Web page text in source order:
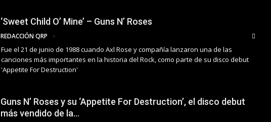
‘Sweet Child O’ Mine’ – Guns N’ Roses
REDACCIÓN QRP
Fue el 21 de junio de 1988 cuando Axl Rose y compañía lanzaron una de las
canciones más importantes en la historia del Rock, como parte de su disco debut
'Appetite For Destruction'
Guns N’ Roses y su ‘Appetite For Destruction’, el disco debut
más vendido de la…